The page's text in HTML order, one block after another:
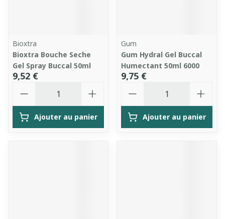
Bioxtra
Bioxtra Bouche Seche
Gel Spray Buccal 50ml
9,52 €
Ajouter au panier
Gum
Gum Hydral Gel Buccal
Humectant 50ml 6000
9,75 €
Ajouter au panier